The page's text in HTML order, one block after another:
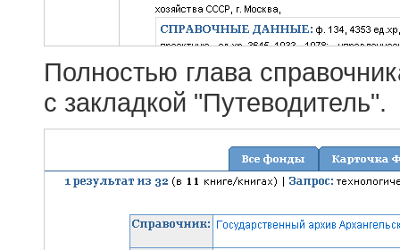
Полностью глава
с закладкой "Путеводитель".